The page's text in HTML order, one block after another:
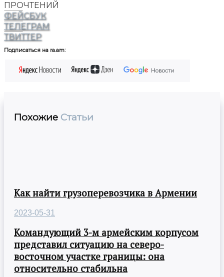
ПРОЧТЕНИЙ
ФЕЙСБУК
ТЕЛЕГРАМ
ТВИТТЕР
Подписаться на ra.am:
Похожие Статьи
Как найти грузоперевозчика в Армении
2023-05-31
Командующий 3-м армейским корпусом
представил ситуацию на северо-
восточном участке границы: она
относительно стабильна